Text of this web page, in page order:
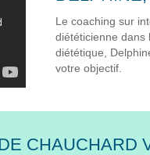
Le coaching sur
diététicienne dans
diététique,
votre objectif.
CHAUCHARD